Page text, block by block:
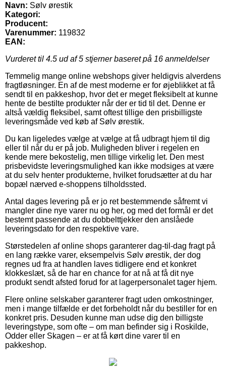
Navn: Sølv ørestik
Kategori:
Producent:
Varenummer: 119832
EAN:
Vurderet til 4.5 ud af 5 stjerner baseret på 16 anmeldelser
Temmelig mange online webshops giver heldigvis alverdens
fragtløsninger. En af de mest moderne er for øjeblikket at få
sendt til en pakkeshop, hvor det er meget fleksibelt at kunne
hente de bestilte produkter når der er tid til det. Denne er
altså vældig fleksibel, samt oftest tillige den prisbilligste
leveringsmåde ved køb af Sølv ørestik.
Du kan ligeledes vælge at vælge at få udbragt hjem til dig
eller til når du er på job. Muligheden bliver i regelen en
kende mere bekostelig, men tillige virkelig let. Den mest
prisbevidste leveringsmulighed kan ikke modsiges at være
at du selv henter produkterne, hvilket forudsætter at du har
bopæl nærved e-shoppens tilholdssted.
Antal dages levering på er jo ret bestemmende såfremt vi
mangler dine nye varer nu og her, og med det formål er det
bestemt passende at du dobbelttjekker den anslåede
leveringsdato for den respektive vare.
Størstedelen af online shops garanterer dag-til-dag fragt på
en lang række varer, eksempelvis Sølv ørestik, der dog
regnes ud fra at handlen laves tidligere end et konkret
klokkeslæt, så de har en chance for at nå at få dit nye
produkt sendt afsted forud for at lagerpersonalet tager hjem.
Flere online selskaber garanterer fragt uden omkostninger,
men i mange tilfælde er det forbeholdt når du bestiller for en
konkret pris. Desuden kunne man udse dig den billigste
leveringstype, som ofte – om man befinder sig i Roskilde,
Odder eller Skagen – er at få kørt dine varer til en
pakkeshop.